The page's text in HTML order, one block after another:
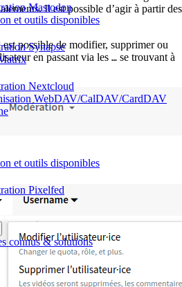
Mastodon
et outils disponibles
Synapse
Nextcloud
WebDAV/CalDAV/CardDAV
et outils disponibles
Pixelfed
connus & solutions
Il est possible d’agir à partir des
possible de modifier, supprimer ou
en passant via les … se trouvant à